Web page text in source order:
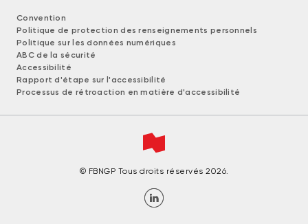
Convention
Politique de protection des renseignements personnels
Politique sur les données numériques
ABC de la sécurité
Accessibilité
Rapport d'étape sur l'accessibilité
Processus de rétroaction en matière d'accessibilité
© FBNGP Tous droits réservés 2026.